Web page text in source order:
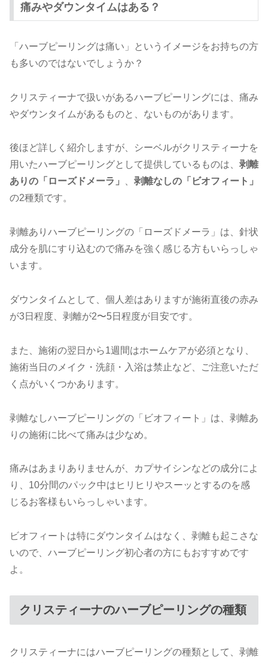
痛みやダウンタイムはある？
「ハーブピーリングは痛い」というイメージをお持ちの方
も多いのではないでしょうか？
クリスティーナで扱いがあるハーブピーリングには、痛み
やダウンタイムがあるものと、ないものがあります。
後ほど詳しく紹介しますが、シーベルがクリスティーナを
用いたハーブピーリングとして提供しているものは、 剥離
ありの「ローズドメーラ」
剥離なしの「ビオフィート」
の2種類です。
剥離ありハーブピーリングの「ローズドメーラ」は、針状
成分を肌にすり込むので痛みを強く感じる方もいらっしゃ
います。
ダウンタイムとして、個人差はありますが施術直後の赤み
が3日程度、剥離が2〜5日程度が目安です。
また、施術の翌日から1週間はホームケアが必須となり、
施術当日のメイク・洗顔・入浴は禁止など、ご注意いただ
く点がいくつかあります。
剥離なしハーブピーリングの「ビオフィート」は、剥離あ
りの施術に比べて痛みは少なめ。
痛みはあまりありませんが、カプサイシンなどの成分によ
り、10分間のパック中はヒリヒリやスーッとするのを感
じるお客様もいらっしゃいます。
ビオフィートは特にダウンタイムはなく、剥離も起こさな
いので、ハーブピーリング初心者の方にもおすすめです
よ。
クリスティーナのハーブピーリングの種類
クリスティーナにはハーブピーリングの種類として、剥離